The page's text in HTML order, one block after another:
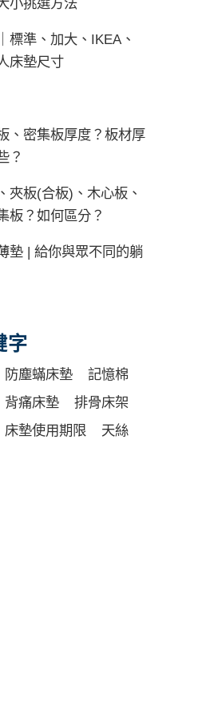
標準、加大、IKEA、
床墊尺寸
、密集板厚度？板材厚
？
夾板(合板)、木心板、
板？如何區分？
墊 | 給你與眾不同的躺
字
防塵蟎床墊
記憶棉
背痛床墊
排骨床架
床墊使用期限
天絲